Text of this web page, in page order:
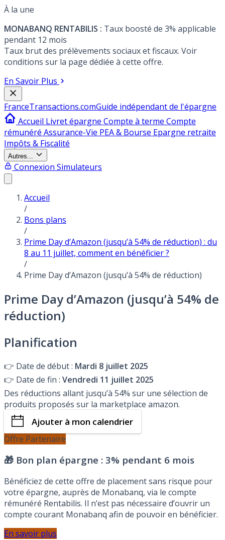
À la une
MONABANQ RENTABILIS : Taux boosté de 3% applicable
pendant 12 mois
Taux brut des prélèvements sociaux et fiscaux. Voir
conditions sur la page dédiée à cette offre.
En Savoir Plus
FranceTransactions.comGuide indépendant de l'épargne
Accueil Livret épargne Compte à terme Compte
rémunéré Assurance-Vie PEA & Bourse Epargne retraite
Impôts & Fiscalité
Autres...
Connexion Simulateurs
Accueil
/
Bons plans
/
Prime Day d’Amazon (jusqu’à 54% de réduction) : du
8 au 11 juillet, comment en bénéficier ?
/
Prime Day d’Amazon (jusqu’à 54% de réduction)
Prime Day d’Amazon (jusqu’à 54% de
réduction)
Planification
👉 Date de début : Mardi 8 juillet 2025
👉 Date de fin : Vendredi 11 juillet 2025
Des réductions allant jusqu’à 54% sur une sélection de
produits proposés sur la marketplace amazon.
Ajouter à mon calendrier
Offre Partenaire
🎁 Bon plan épargne : 3% pendant 6 mois
Bénéficiez de cette offre de placement sans risque pour
votre épargne, auprès de Monabanq, via le compte
rémunéré Rentabilis. Il n’est pas nécessaire d’ouvrir un
compte courant Monabanq afin de pouvoir en bénéficier.
En savoir plus